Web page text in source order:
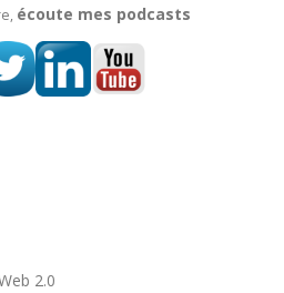
écoute mes podcasts
2.0